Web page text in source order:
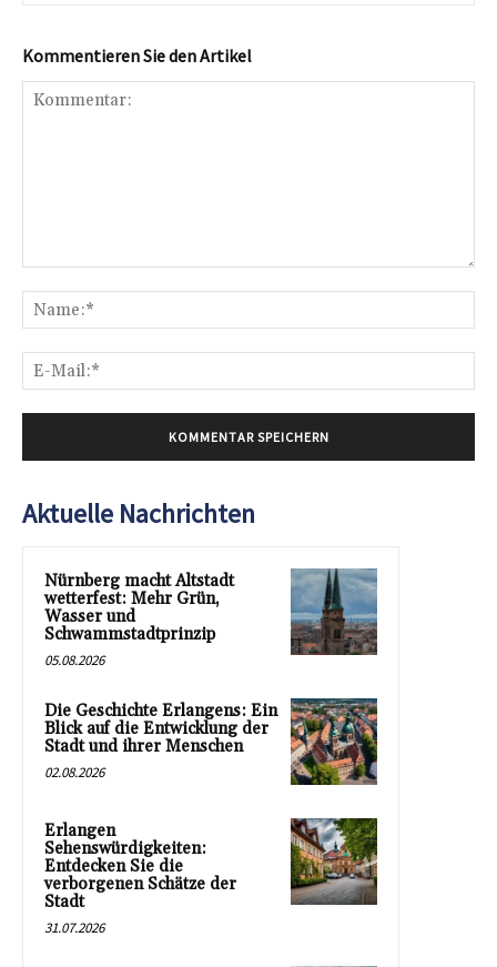
Kommentieren Sie den Artikel
Aktuelle Nachrichten
Nürnberg macht Altstadt
wetterfest: Mehr Grün,
Wasser und
Schwammstadtprinzip
05.08.2026
Die Geschichte Erlangens: Ein
Blick auf die Entwicklung der
Stadt und ihrer Menschen
02.08.2026
Erlangen
Sehenswürdigkeiten:
Entdecken Sie die
verborgenen Schätze der
Stadt
31.07.2026